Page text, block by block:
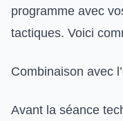
programme avec
tactiques. Voici
Combinaison avec
Avant la séance